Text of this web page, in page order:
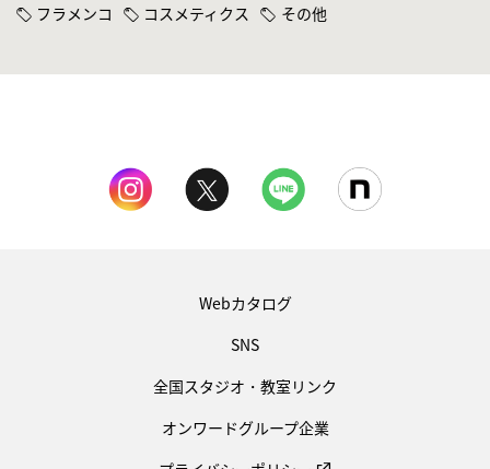
フラメンコ
コスメティクス その他
Webカタログ
SNS
全国スタジオ・教室リンク
オンワードグループ企業